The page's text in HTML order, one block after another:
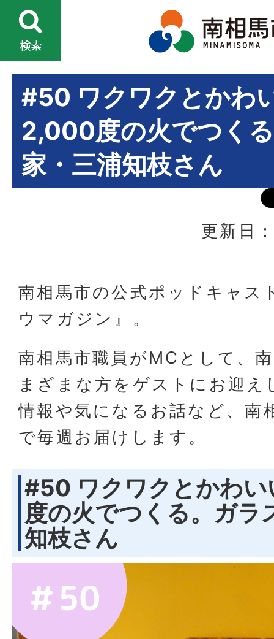
#50 ワクワクとかわ
2,000度の火でつく
家・三浦知枝さん
更新日
南相馬市の公式ポッドキャス
ウマガジン』。
南相馬市職員がMCとして、
まざまな方をゲストにお迎え
情報や気になるお話など、南
で毎週お届けします。
#50 ワクワクとかわ
度の火でつくる。ガラ
知枝さん